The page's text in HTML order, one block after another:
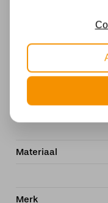
Stijl
Materiaal
Merk